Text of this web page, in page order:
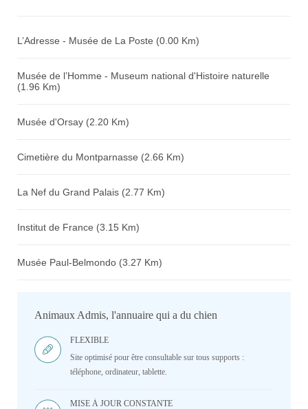
L’Adresse - Musée de La Poste (0.00 Km)
Musée de l’Homme - Museum national d'Histoire naturelle
(1.96 Km)
Musée d'Orsay (2.20 Km)
Cimetière du Montparnasse (2.66 Km)
La Nef du Grand Palais (2.77 Km)
Institut de France (3.15 Km)
Musée Paul-Belmondo (3.27 Km)
Animaux Admis, l'annuaire qui a du chien
FLEXIBLE
Site optimisé pour être consultable sur tous supports :
téléphone, ordinateur, tablette.
MISE À JOUR CONSTANTE